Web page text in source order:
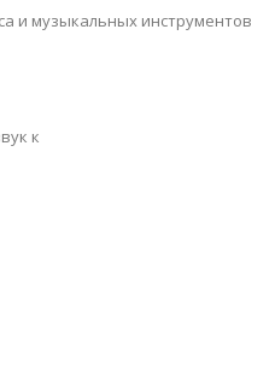
и музыкальных инструментов
к